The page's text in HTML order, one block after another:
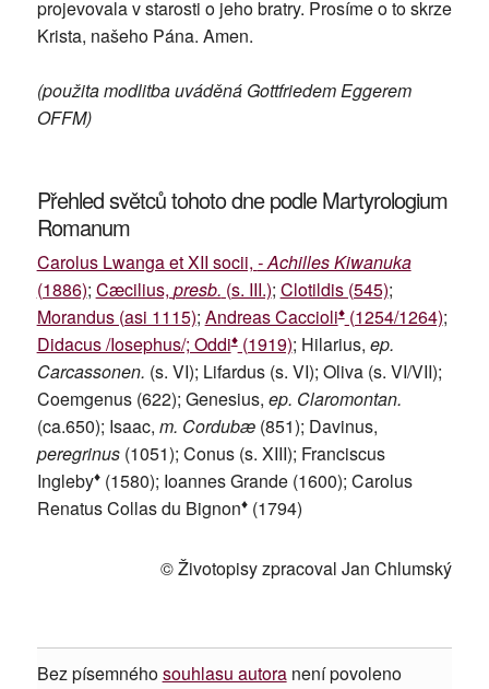
projevovala v starosti o jeho bratry. Prosíme o to skrze
Krista, našeho Pána. Amen.
(použita modlitba uváděná Gottfriedem Eggerem
OFFM)
Přehled světců tohoto dne podle Martyrologium
Romanum
Carolus Lwanga et XII socii, - Achilles Kiwanuka
(1886); Cæcilius, presb. (s. III.); Clotildis (545);
Morandus (asi 1115); Andreas Caccioli♦(1254/1264);
Didacus /Iosephus/; Oddi♦(1919); Hilarius, ep.
Carcassonen. (s. VI); Lifardus (s. VI); Oliva (s. VI/VII);
Coemgenus (622); Genesius, ep. Claromontan.
(ca.650); Isaac, m. Cordubæ(851); Davinus,
peregrinus(1051); Conus (s. XIII); Franciscus
Ingleby♦(1580); Ioannes Grande (1600); Carolus
Renatus Collas du Bignon♦(1794)
© Životopisy zpracoval Jan Chlumský
Bez písemnéhosouhlasu autoranení povoleno